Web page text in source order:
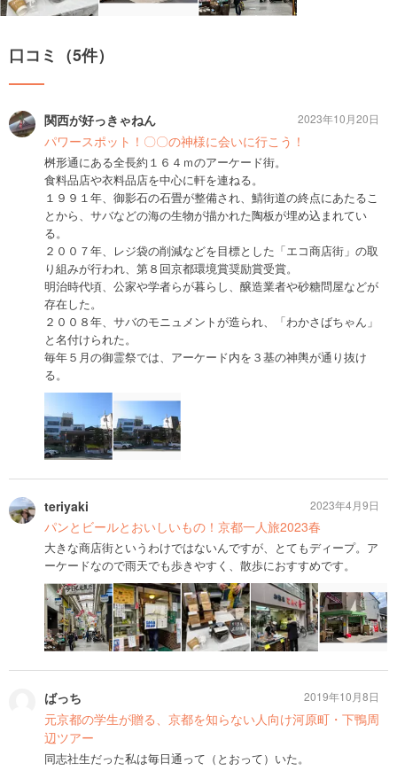
口コミ（5件）
関西が好っきゃねん
パワースポット！〇〇の神様に会いに行こう！
桝形通にある全長約１６４ｍのアーケード街。
食料品店や衣料品店を中心に軒を連ねる。
１９９１年、御影石の石畳が整備され、鯖街道の終点にあたるこ
とから、サバなどの海の生物が描かれた陶板が埋め込まれてい
る。
２００７年、レジ袋の削減などを目標とした「エコ商店街」の取
り組みが行われ、第８回京都環境賞奨励賞受賞。
明治時代頃、公家や学者らが暮らし、醸造業者や砂糖問屋などが
存在した。
２００８年、サバのモニュメントが造られ、「わかさばちゃん」
と名付けられた。
毎年５月の御霊祭では、アーケード内を３基の神輿が通り抜け
る。
2023年10月20日
teriyaki
パンとビールとおいしいもの！京都一人旅2023春
大きな商店街というわけではないんですが、とてもディープ。ア
ーケードなので雨天でも歩きやすく、散歩におすすめです。
2023年4月9日
ばっち
元京都の学生が贈る、京都を知らない人向け河原町・下鴨周
辺ツアー
同志社生だった私は毎日通って（とおって）いた。
2019年10月8日